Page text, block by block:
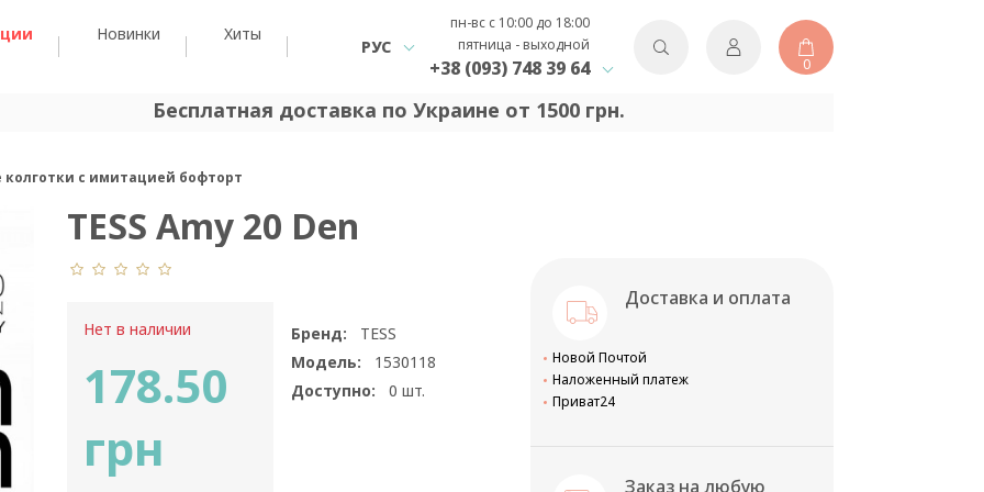
Новинки Хиты
РУС
пн-вс с 10:00 до 18:00
пятница - выходной
+38 (093) 748 39 64 0
Бесплатная доставка по Украине от 1500 грн.
колготки с имитацией бофторт
TESS Amy 20 Den
Нет в наличии
178.50
грн
Бренд:
TESS
Модель:
1530118
Доступно:
0 шт.
Доставка и оплата
Новой Почтой
Наложенный платеж
Приват24
Заказ на любую